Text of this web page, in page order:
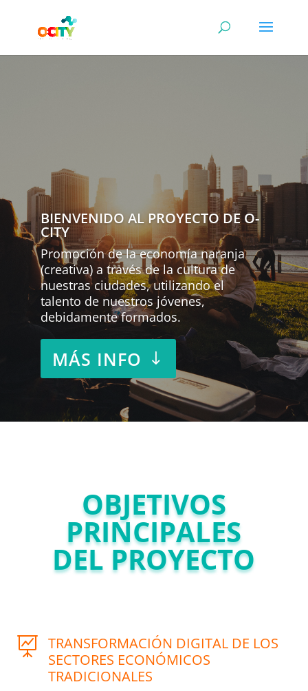
BIENVENIDO AL PROYECTO DE O-
CITY
Promoción de la economía naranja
(creativa) a través de la cultura de
nuestras ciudades, utilizando el
talento de nuestros jóvenes,
debidamente formados.
MÁS INFO
OBJETIVOS
PRINCIPALES
DEL PROYECTO

TRANSFORMACIÓN DIGITAL DE LOS
SECTORES ECONÓMICOS
TRADICIONALES